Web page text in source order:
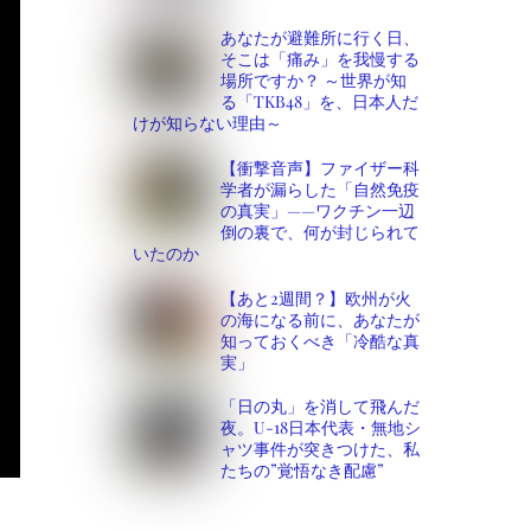
あなたが避難所に行く日、
そこは「痛み」を我慢する
場所ですか？ ～世界が知
る「TKB48」を、日本人だ
けが知らない理由～
【衝撃音声】ファイザー科
学者が漏らした「自然免疫
の真実」——ワクチン一辺
倒の裏で、何が封じられて
いたのか
【あと2週間？】欧州が火
の海になる前に、あなたが
知っておくべき「冷酷な真
実」
「日の丸」を消して飛んだ
夜。U-18日本代表・無地シ
ャツ事件が突きつけた、私
たちの”覚悟なき配慮”